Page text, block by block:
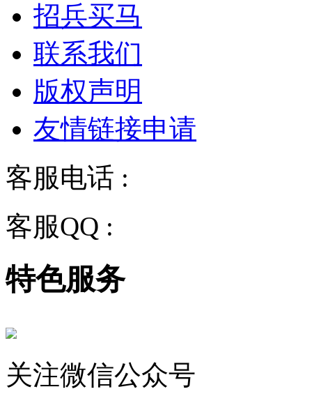
招兵买马
联系我们
版权声明
友情链接申请
客服电话 :
客服QQ :
特色服务
关注微信公众号